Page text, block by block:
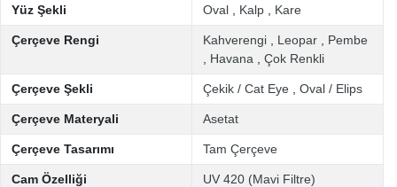
Yüz Şekli Oval Kalp Kare
Çerçeve Rengi Kahverengi Leopar
Pembe
Havana Çok Renkli
Çerçeve Şekli Çekik / Cat Eye Oval / Elips
Çerçeve Materyali Asetat
Çerçeve Tasarımı Tam Çerçeve
Cam Özelliği UV 420 (Mavi Filtre)